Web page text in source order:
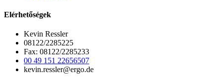
Elérhetőségek
Kevin Ressler
08122/2285225
Fax: 08122/2285233
00 49 151 22656507
kevin.ressler@ergo.de